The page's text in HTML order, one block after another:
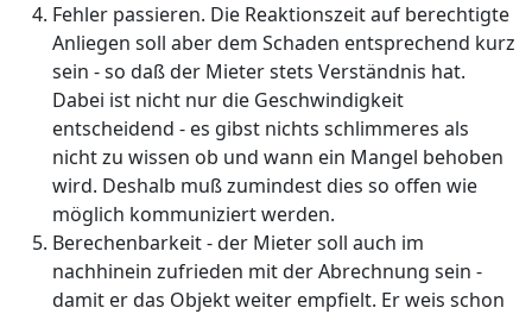
Fehler passieren. Die Reaktionszeit auf berechtigte
Anliegen soll aber dem Schaden entsprechend kurz
sein - so daß der Mieter stets Verständnis hat.
Dabei ist nicht nur die Geschwindigkeit
entscheidend - es gibst nichts schlimmeres als
nicht zu wissen ob und wann ein Mangel behoben
wird. Deshalb muß zumindest dies so offen wie
möglich kommuniziert werden.
Berechenbarkeit - der Mieter soll auch im
nachhinein zufrieden mit der Abrechnung sein -
damit er das Objekt weiter empfielt. Er weis schon